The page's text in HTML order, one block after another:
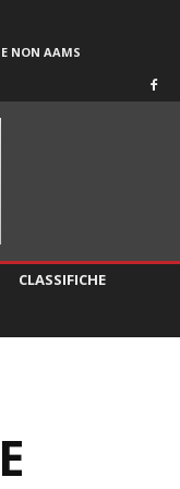
NON AAMS
CLASSIFICHE